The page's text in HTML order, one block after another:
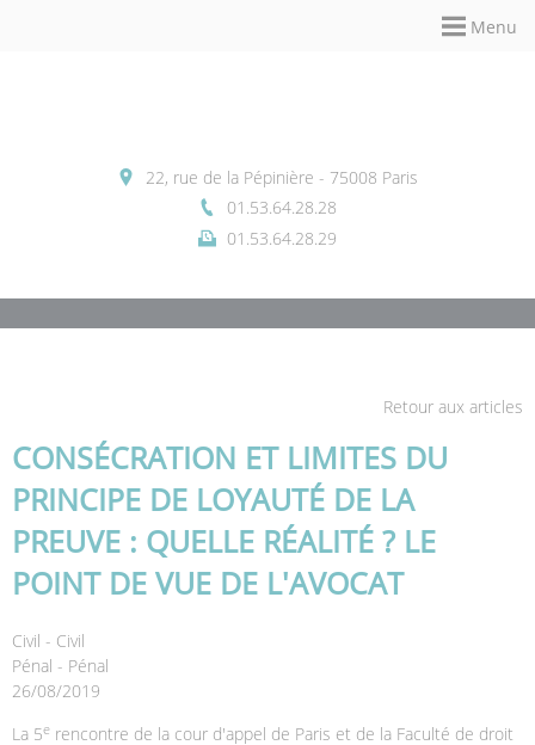
Menu
22, rue de la Pépinière - 75008 Paris
01.53.64.28.28
01.53.64.28.29
Retour aux articles
CONSÉCRATION ET LIMITES DU
PRINCIPE DE LOYAUTÉ DE LA
PREUVE : QUELLE RÉALITÉ ? LE
POINT DE VUE DE L'AVOCAT
Civil - Civil
Pénal - Pénal
26/08/2019
La 5e rencontre de la cour d'appel de Paris et de la Faculté de droit